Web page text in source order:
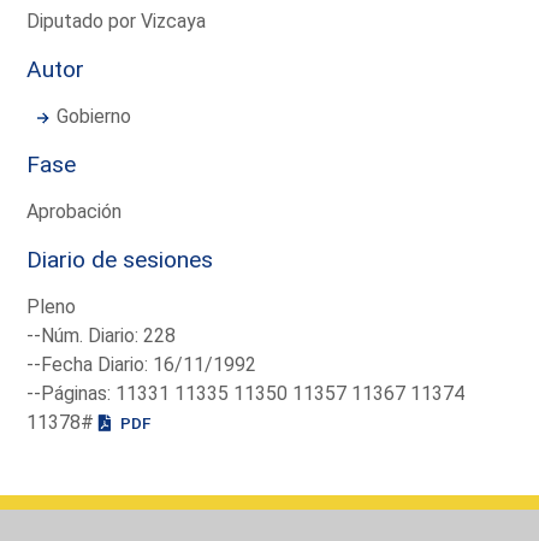
Diputado por Vizcaya
Autor
Gobierno
Fase
Aprobación
Diario de sesiones
Pleno
--Núm. Diario: 228
--Fecha Diario: 16/11/1992
--Páginas: 11331 11335 11350 11357 11367 11374
11378#
PDF